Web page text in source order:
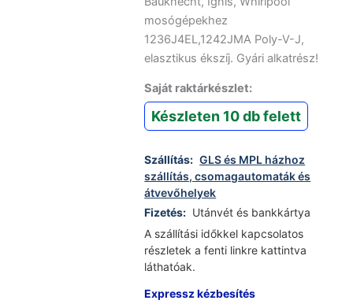
4990 Ft.
is:
3990 Ft.
mosógépekhez
1236J4EL,1242JMA Poly-V-J,
elasztikus ékszíj. Gyári alkatrész!
Saját raktárkészlet:
Készleten 10 db felett
Szállítás: GLS és MPL házhoz
szállítás, csomagautomaták és
átvevőhelyek
Fizetés: Utánvét és bankkártya
A szállítási időkkel kapcsolatos
részletek a fenti linkre kattintva
láthatóak.
Expressz kézbesítés